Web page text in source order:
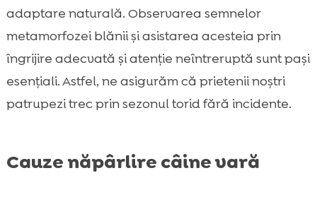
adaptare naturală. Observarea semnelor
metamorfozei blănii și asistarea acesteia prin
îngrijire adecvată și atenție neîntreruptă sunt pași
esențiali. Astfel, ne asigurăm că prietenii noștri
patrupezi trec prin sezonul torid fără incidente.
Cauze năpârlire câine vară